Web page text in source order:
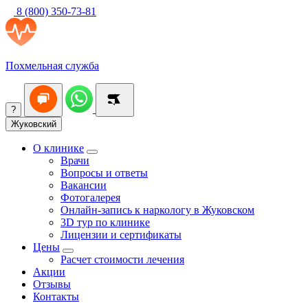
8 (800) 350-73-81
Похмельная служба
?
Жуковский
О клинике
Врачи
Вопросы и ответы
Вакансии
Фотогалерея
Онлайн-запись к наркологу в Жуковском
3D тур по клинике
Лицензии и сертификаты
Цены
Расчет стоимости лечения
Акции
Отзывы
Контакты